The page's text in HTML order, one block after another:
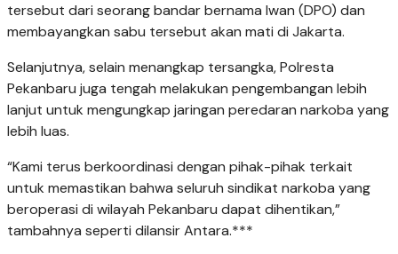
tersebut dari seorang bandar bernama Iwan (DPO) dan
membayangkan sabu tersebut akan mati di Jakarta.
Selanjutnya, selain menangkap tersangka, Polresta
Pekanbaru juga tengah melakukan pengembangan lebih
lanjut untuk mengungkap jaringan peredaran narkoba yang
lebih luas.
“Kami terus berkoordinasi dengan pihak-pihak terkait
untuk memastikan bahwa seluruh sindikat narkoba yang
beroperasi di wilayah Pekanbaru dapat dihentikan,”
tambahnya seperti dilansir Antara.***